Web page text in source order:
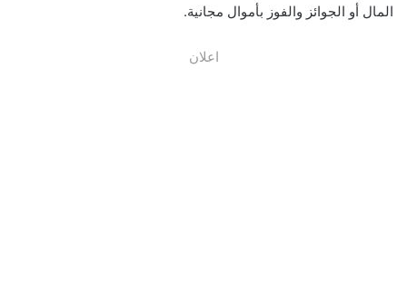
المال أو الجوائز والفوز بأموال مجانية.
اعلان